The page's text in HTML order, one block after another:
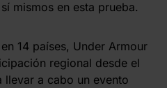
mismos en esta prueba.
14 países, Under Armour
regional desde el
llevar a cabo un evento